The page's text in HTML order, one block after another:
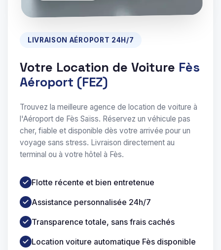
LIVRAISON AÉROPORT 24H/7
Votre Location de Voiture Fès
Aéroport (FEZ)
Trouvez la meilleure agence de location de voiture à
l'Aéroport de Fès Saïss. Réservez un véhicule pas
cher, fiable et disponible dès votre arrivée pour un
voyage sans stress. Livraison directement au
terminal ou à votre hôtel à Fès.
Flotte récente et bien entretenue
Assistance personnalisée 24h/7
Transparence totale, sans frais cachés
Location voiture automatique Fès disponible